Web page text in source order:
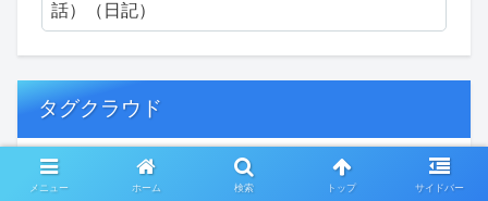
話）（日記）
タグクラウド
創作 精神病患者の日常
メニュー ホーム 検索 トップ サイドバー